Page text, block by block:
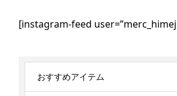
[instagram-feed
おすすめアイテム